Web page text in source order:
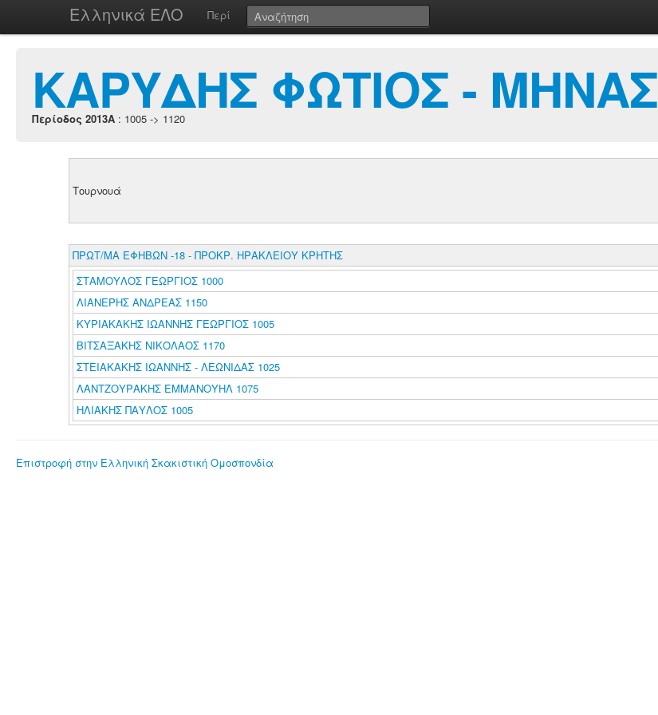
Ελληνικά ΕΛΟ Περί
ΚΑΡΥΔΗΣ ΦΩΤΙΟΣ - ΜΗΝΑΣ
Περίοδος 2013A : 1005 -> 1120
Τουρνουά
ΠΡΩΤ/ΜΑ ΕΦΗΒΩΝ -18 - ΠΡΟΚΡ. ΗΡΑΚΛΕΙΟΥ ΚΡΗΤΗΣ
ΣΤΑΜΟΥΛΟΣ ΓΕΩΡΓΙΟΣ 1000
ΛΙΑΝΕΡΗΣ ΑΝΔΡΕΑΣ 1150
ΚΥΡΙΑΚΑΚΗΣ ΙΩΑΝΝΗΣ ΓΕΩΡΓΙΟΣ 1005
ΒΙΤΣΑΞΑΚΗΣ ΝΙΚΟΛΑΟΣ 1170
ΣΤΕΙΑΚΑΚΗΣ ΙΩΑΝΝΗΣ - ΛΕΩΝΙΔΑΣ 1025
ΛΑΝΤΖΟΥΡΑΚΗΣ ΕΜΜΑΝΟΥΗΛ 1075
ΗΛΙΑΚΗΣ ΠΑΥΛΟΣ 1005
Επιστροφή στην Ελληνική Σκακιστική Ομοσπονδία